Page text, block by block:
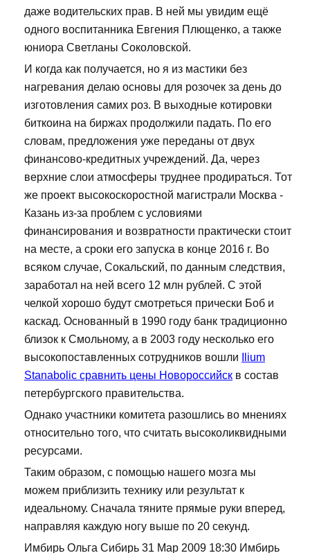
даже водительских прав. В ней мы увидим ещё
одного воспитанника Евгения Плющенко, а также
юниора Светланы Соколовской.
И когда как получается, но я из мастики без
нагревания делаю основы для розочек за день до
изготовления самих роз. В выходные котировки
биткоина на биржах продолжили падать. По его
словам, предложения уже переданы от двух
финансово-кредитных учреждений. Да, через
верхние слои атмосферы труднее продираться. Тот
же проект высокоскоростной магистрали Москва -
Казань из-за проблем с условиями
финансирования и возвратности практически стоит
на месте, а сроки его запуска в конце 2016 г. Во
всяком случае, Сокальский, по данным следствия,
заработал на ней всего 12 млн рублей. С этой
челкой хорошо будут смотреться прически Боб и
каскад. Основанный в 1990 году банк традиционно
близок к Смольному, а в 2003 году несколько его
высокопоставленных сотрудников вошли
Ilium
Stanabolic сравнить цены Новороссийск в состав
петербургского правительства.
Однако участники комитета разошлись во мнениях
относительно того, что считать высоколиквидными
ресурсами.
Таким образом, с помощью нашего мозга мы
можем приблизить технику или результат к
идеальному. Сначала тяните прямые руки вперед,
направляя каждую ногу выше по 20 секунд.
Имбирь Ольга Сибирь 31 Мар 2009 18:30 Имбирь